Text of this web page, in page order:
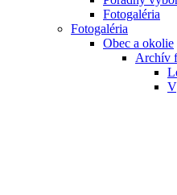
Fotogaléria
Fotogaléria
Obec a okolie
Archív